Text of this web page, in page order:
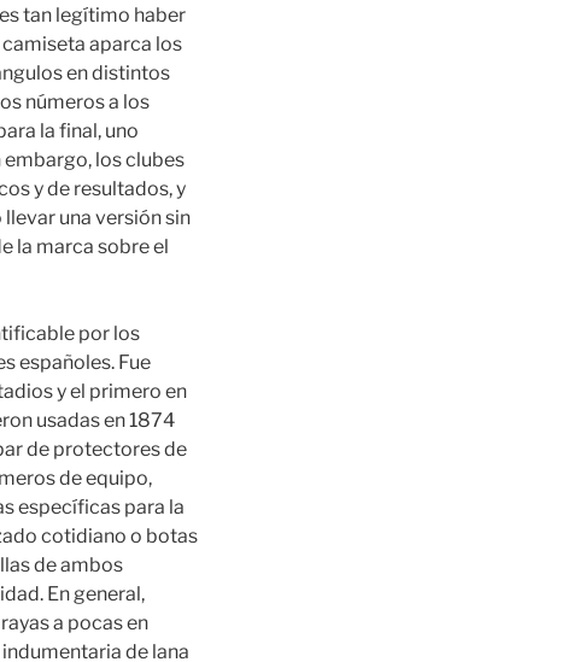
tan legítimo haber
camiseta aparca los
en distintos
números a los
la final, uno
los clubes
y de resultados, y
una versión sin
la marca sobre el
por los
españoles. Fue
y el primero en
usadas en 1874
de protectores de
de equipo,
específicas para la
cotidiano o botas
de ambos
En general,
a pocas en
de lana